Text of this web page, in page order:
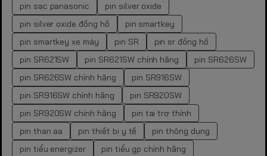
pin sạc panasonic
pin silver oxide
pin silver oxide đồng hồ
pin smartkey
pin smartkey xe máy
pin SR
pin sr đồng hồ
pin SR621SW
pin SR621SW chính hãng
pin SR626SW
pin SR626SW chính hãng
pin SR916SW
pin SR916SW chính hãng
pin SR920SW
pin SR920SW chính hãng
pin tai trợ thính
pin than aa
pin thiết bị y tế
pin thông dụng
pin tiểu energizer
pin tiểu gp chính hãng